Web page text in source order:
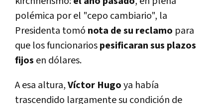
polémica por el "cepo cambiario", la
Presidenta tomó nota de su reclamo para
que los funcionariospesificaran sus plazos
fijos en dólares.
A esa altura,Víctor Hugoya había
trascendido largamente su condición de